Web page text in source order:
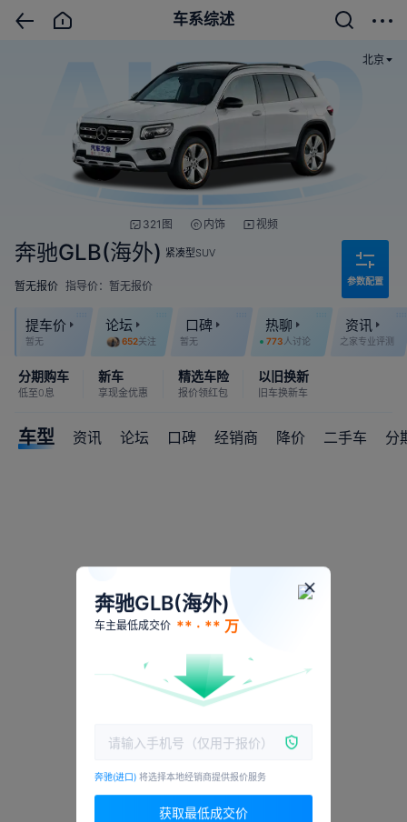
车系综述
北京
321图 内饰 视频
奔驰GLB(海外) 紧凑型SUV
暂无报价 指导价：暂无报价 参数配置
提车价
暂无
论坛
652关注
口碑
暂无
热聊
773 人讨论
资讯
之家专业评测
分期购车
低至0息
新车
享现金优惠
精选车险
报价领红包
以旧换新
旧车换新车
车型 资讯 论坛 口碑 经销商 降价 二手车 分
奔驰GLB(海外)
车主最低成交价 ** · ** 万
奔驰(进口) 将选择本地经销商提供报价服务
获取最低成交价